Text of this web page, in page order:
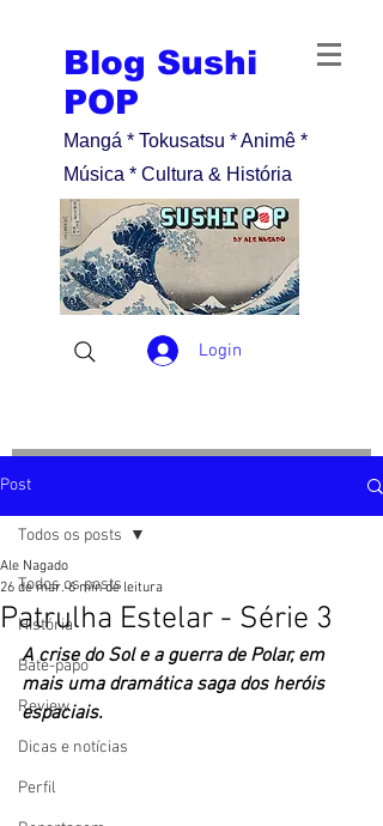
Blog Sushi
POP
Mangá * Tokusatsu * Animê *
Música * Cultura & História
Login
Post
Todos os posts
História
Bate-papo
Review
Dicas e notícias
Perfil
Todos os posts
Patrulha Estelar - Série 3
Ale Nagado
26 de mar. 6 min de leitura
A crise do Sol e a guerra de Polar, em
mais uma dramática saga dos heróis
espaciais.